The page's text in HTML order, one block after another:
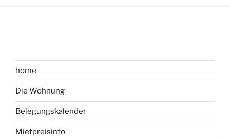
home
Die Wohnung
Belegungskalender
Mietpreisinfo